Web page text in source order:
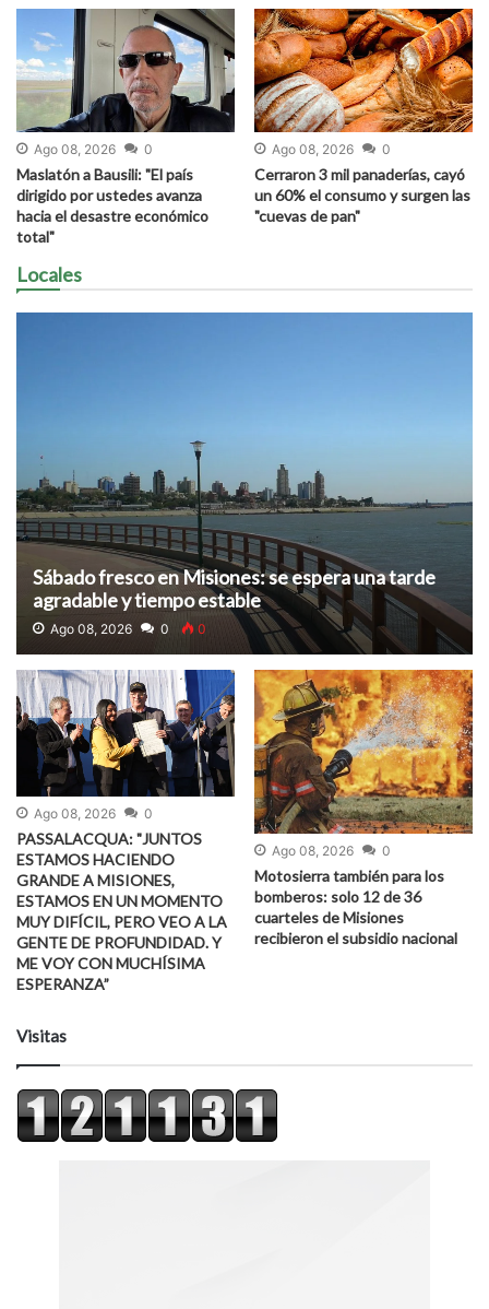
Ago 08, 2026 0
Maslatón a Bausili: "El país
dirigido por ustedes avanza
hacia el desastre económico
total"
Ago 08, 2026 0
Cerraron 3 mil panaderías, cayó
un 60% el consumo y surgen las
"cuevas de pan"
Locales
Sábado fresco en Misiones: se espera una tarde
agradable y tiempo estable
Ago 08, 2026 0 0
Ago 08, 2026 0
PASSALACQUA: "JUNTOS
ESTAMOS HACIENDO
GRANDE A MISIONES,
ESTAMOS EN UN MOMENTO
MUY DIFÍCIL, PERO VEO A LA
GENTE DE PROFUNDIDAD. Y
ME VOY CON MUCHÍSIMA
ESPERANZA”
Ago 08, 2026 0
Motosierra también para los
bomberos: solo 12 de 36
cuarteles de Misiones
recibieron el subsidio nacional
Visitas